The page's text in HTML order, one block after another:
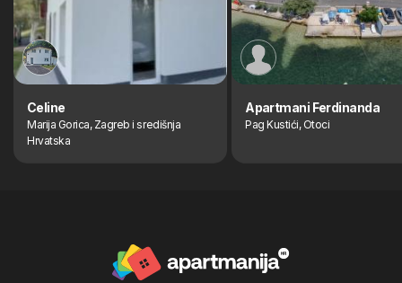
Celine
Marija Gorica, Zagreb i središnja
Hrvatska
Apartmani Ferdinanda
Pag Kustići, Otoci